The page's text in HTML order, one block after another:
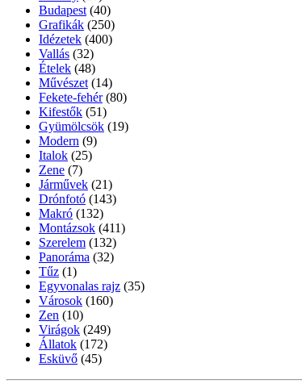
Budapest (40)
Grafikák (250)
Idézetek (400)
Vallás (32)
Ételek (48)
Művészet (14)
Fekete-fehér (80)
Kifestők (51)
Gyümölcsök (19)
Modern (9)
Italok (25)
Zene (7)
Járművek (21)
Drónfotó (143)
Makró (132)
Montázsok (411)
Szerelem (132)
Panoráma (32)
Tűz (1)
Egyvonalas rajz (35)
Városok (160)
Zen (10)
Virágok (249)
Állatok (172)
Esküvő (45)